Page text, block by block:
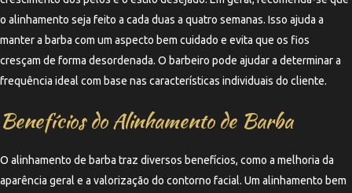
o alinhamento seja feito a cada duas a quatro semanas. Isso ajuda a
manter a barba com um aspecto bem cuidado e evita que os fios
cresçam de forma desordenada. O barbeiro pode ajudar a determinar a
frequência ideal com base nas características individuais do cliente.
Benefícios do Alinhamento de Barba
O alinhamento de barba traz diversos benefícios, como a melhoria da
aparência geral e a valorização do contorno facial. Um alinhamento bem